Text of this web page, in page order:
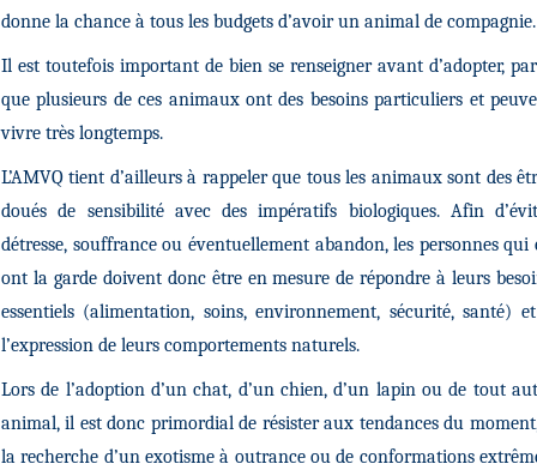
donne la chance à tous les budgets d’avoir un animal de compagnie.
Il est toutefois important de bien se renseigner avant d’adopter,
que plusieurs de ces animaux ont des besoins particuliers et
vivre très longtemps.
L’AMVQ tient d’ailleurs à rappeler que tous les animaux sont des
doués de sensibilité avec des impératifs biologiques. Afin
détresse, souffrance ou éventuellement abandon, les personnes qui
ont la garde doivent donc être en mesure de répondre à leurs
essentiels (alimentation, soins, environnement, sécurité, santé)
l’expression de leurs comportements naturels.
Lors de l’adoption d’un chat, d’un chien, d’un lapin ou de tout
animal, il est donc primordial de résister aux tendances du
la recherche d’un exotisme à outrance ou de conformations